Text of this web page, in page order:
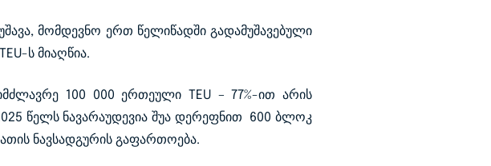
მომდევნო ერთ წელიწადში გადამუშავებული
ს მიაღწია.
100 000 ერთეული TEU – 77%-ით არის
წელს ნავარაუდევია შუა დერეფნით 600 ბლოკ
ნავსადგურის გაფართოება.